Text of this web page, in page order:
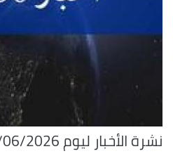
نشرة الأخبار ليوم 26/06/2026